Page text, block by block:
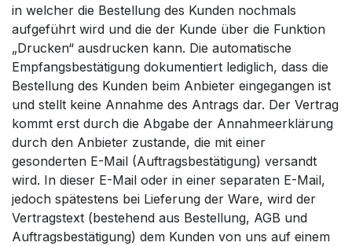
in welcher die Bestellung des Kunden nochmals
aufgeführt wird und die der Kunde über die Funktion
„Drucken“ ausdrucken kann. Die automatische
Empfangsbestätigung dokumentiert lediglich, dass die
Bestellung des Kunden beim Anbieter eingegangen ist
und stellt keine Annahme des Antrags dar. Der Vertrag
kommt erst durch die Abgabe der Annahmeerklärung
durch den Anbieter zustande, die mit einer
gesonderten E-Mail (Auftragsbestätigung) versandt
wird. In dieser E-Mail oder in einer separaten E-Mail,
jedoch spätestens bei Lieferung der Ware, wird der
Vertragstext (bestehend aus Bestellung, AGB und
Auftragsbestätigung) dem Kunden von uns auf einem